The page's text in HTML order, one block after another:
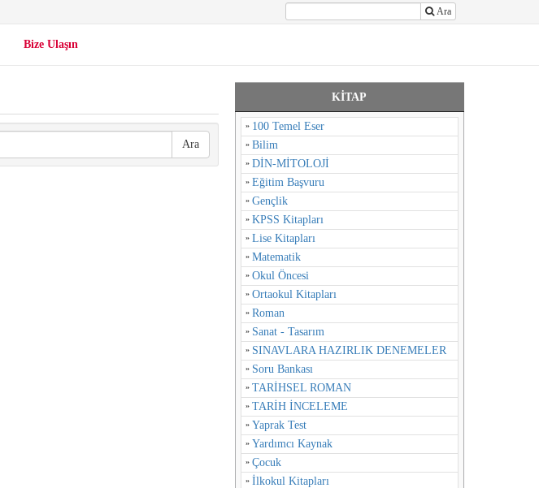
Ara
Bize Ulaşın
Ara
KİTAP
100 Temel Eser
Bilim
DİN-MİTOLOJİ
Eğitim Başvuru
Gençlik
KPSS Kitapları
Lise Kitapları
Matematik
Okul Öncesi
Ortaokul Kitapları
Roman
Sanat - Tasarım
SINAVLARA HAZIRLIK DENEMELER
Soru Bankası
TARİHSEL ROMAN
TARİH İNCELEME
Yaprak Test
Yardımcı Kaynak
Çocuk
İlkokul Kitapları